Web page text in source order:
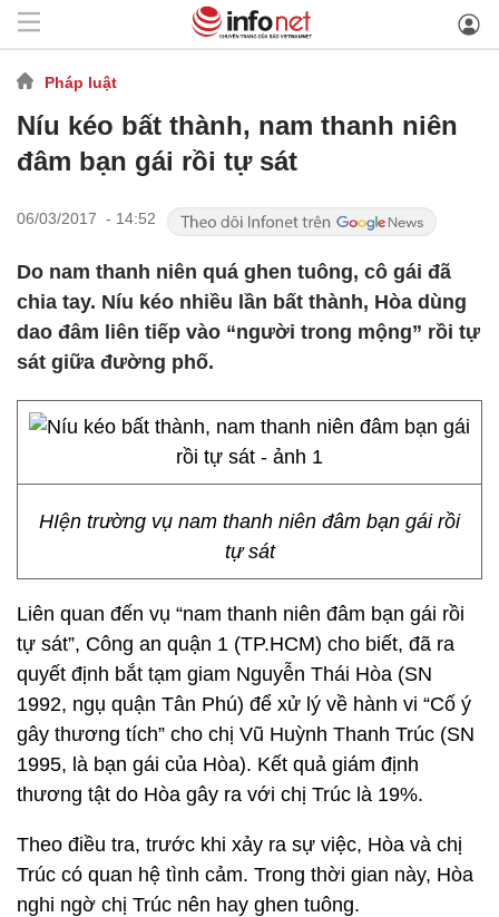
Pháp luật
Níu kéo bất thành, nam thanh niên
đâm bạn gái rồi tự sát
06/03/2017 - 14:52
Do nam thanh niên quá ghen tuông, cô gái đã
chia tay. Níu kéo nhiều lần bất thành, Hòa dùng
dao đâm liên tiếp vào “người trong mộng” rồi tự
sát giữa đường phố.
HIện trường vụ nam thanh niên đâm bạn gái rồi
tự sát
Liên quan đến vụ “nam thanh niên đâm bạn gái rồi
tự sát”, Công an quận 1 (TP.HCM) cho biết, đã ra
quyết định bắt tạm giam Nguyễn Thái Hòa (SN
1992, ngụ quận Tân Phú) để xử lý về hành vi “Cố ý
gây thương tích” cho chị Vũ Huỳnh Thanh Trúc (SN
1995, là bạn gái của Hòa). Kết quả giám định
thương tật do Hòa gây ra với chị Trúc là 19%.
Theo điều tra, trước khi xảy ra sự việc, Hòa và chị
Trúc có quan hệ tình cảm. Trong thời gian này, Hòa
nghi ngờ chị Trúc nên hay ghen tuông.